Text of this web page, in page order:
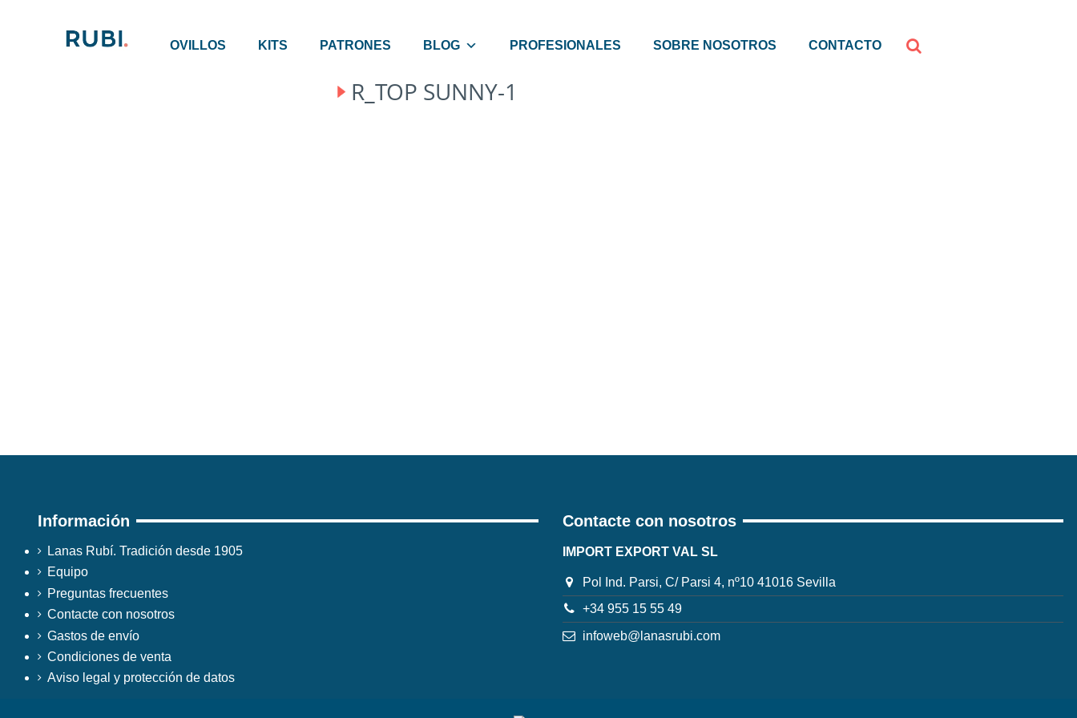
OVILLOS KITS PATRONES BLOG PROFESIONALES SOBRE NOSOTROS CONTACTO
R_TOP SUNNY-1
Información
Lanas Rubí. Tradición desde 1905
Equipo
Preguntas frecuentes
Contacte con nosotros
Gastos de envío
Condiciones de venta
Aviso legal y protección de datos
Contacte con nosotros
IMPORT EXPORT VAL SL
Pol Ind. Parsi, C/ Parsi 4, nº10 41016 Sevilla
+34 955 15 55 49
infoweb@lanasrubi.com